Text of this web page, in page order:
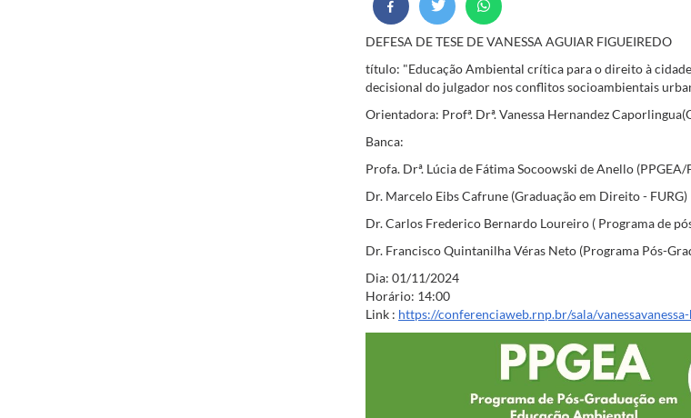
DEFESA DE TESE DE VANESSA AGUIAR FIGUEIREDO
título: "Educação Ambiental crítica para o direito à
decisional do julgador nos conflitos socioambientais
Orientadora: Profª. Drª. Vanessa Hernandez
Banca:
Profa. Drª. Lúcia de Fátima Socoowski de Anello (PPGEA/
Dr. Marcelo Eibs Cafrune (Graduação em Direito - FURG)
Dr. Carlos Frederico Bernardo Loureiro ( Programa de
Dr. Francisco Quintanilha Véras Neto (Programa Pós-
Dia: 01/11/2024
Horário: 14:00
Link : https://conferenciaweb.rnp.br/sala/